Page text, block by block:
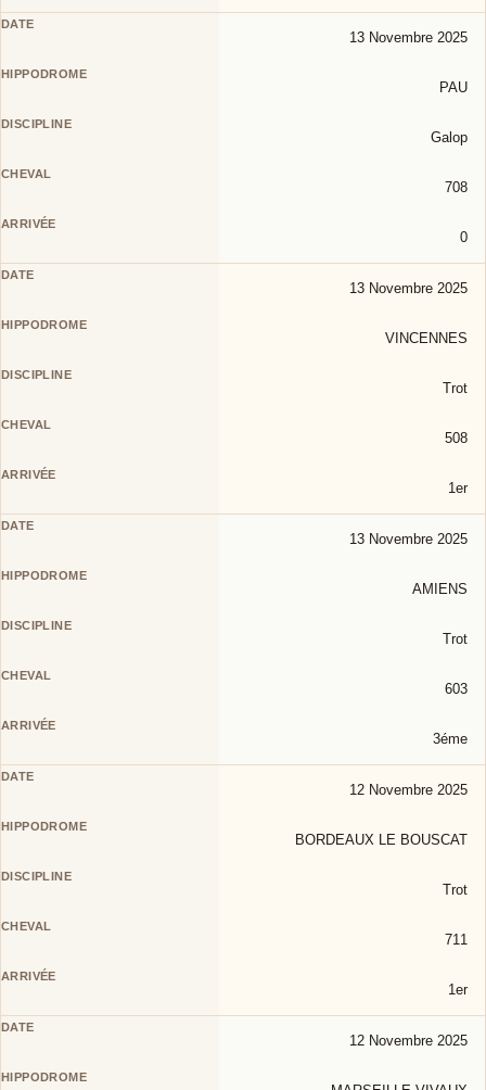
13 Novembre 2025
PAU
Galop
708
0
13 Novembre 2025
VINCENNES
Trot
508
1er
13 Novembre 2025
AMIENS
Trot
603
3éme
12 Novembre 2025
BORDEAUX LE BOUSCAT
Trot
711
1er
12 Novembre 2025